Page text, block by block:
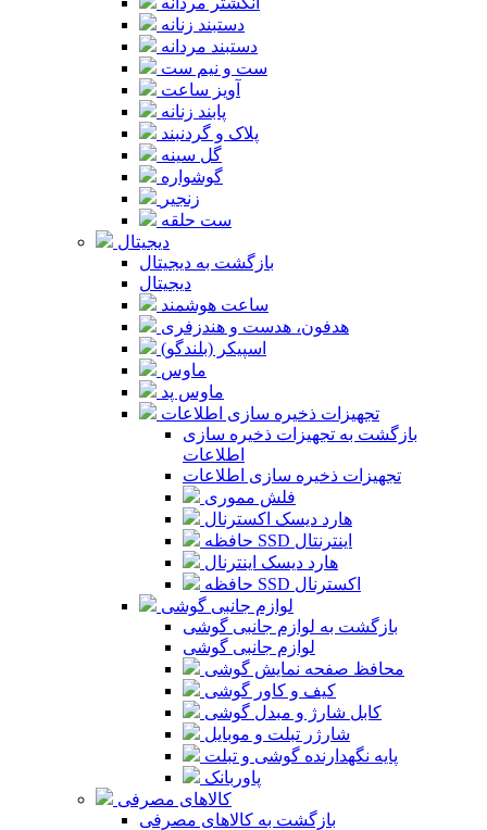
دستبند زنانه
دستبند مردانه
ست و نیم ست
آویز ساعت
پابند زنانه
پلاک و گردنبند
گل سینه
گوشواره
زنجیر
ست حلقه
دیجیتال
بازگشت به دیجیتال
دیجیتال
ساعت هوشمند
هدفون، هدست و هندزفری
اسپیکر (بلندگو)
ماوس
ماوس پد
تجهیزات ذخیره سازی اطلاعات
بازگشت به تجهیزات ذخیره سازی
اطلاعات
تجهیزات ذخیره سازی اطلاعات
فلش مموری
هارد دیسک اکسترنال
حافظه SSD اینترنتال
هارد دیسک اینترنال
حافظه SSD اکسترنال
لوازم جانبی گوشی
بازگشت به لوازم جانبی گوشی
لوازم جانبی گوشی
محافظ صفحه نمایش گوشی
کیف و کاور گوشی
کابل شارژ و مبدل گوشی
شارژر تبلت و موبایل
پایه نگهدارنده گوشی و تبلت
پاوربانک
کالاهای مصرفی
بازگشت به کالاهای مصرفی